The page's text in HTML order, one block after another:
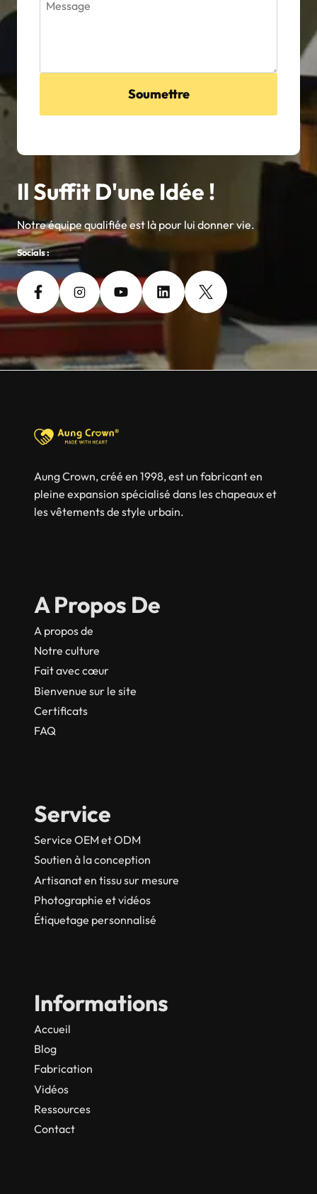
Soumettre
Il Suffit D'une Idée !
Notre équipe qualifiée est là pour lui donner vie.
Socials :
Aung Crown, créé en 1998, est un fabricant en
pleine expansion spécialisé dans les chapeaux et
les vêtements de style urbain.
A Propos De
A propos de
Notre culture
Fait avec cœur
Bienvenue sur le site
Certificats
FAQ
Service
Service OEM et ODM
Soutien à la conception
Artisanat en tissu sur mesure
Photographie et vidéos
Étiquetage personnalisé
Informations
Accueil
Blog
Fabrication
Vidéos
Ressources
Contact